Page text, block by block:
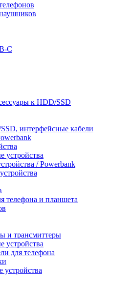
C
к HDD/SSD
интерфейсные кабели
устройства
/ Powerbank
телефона и планшета
и трансмиттеры
устройства
для телефона
устройства